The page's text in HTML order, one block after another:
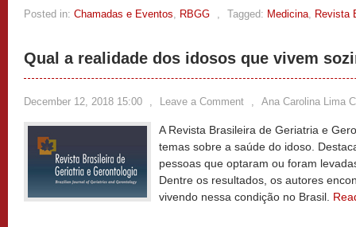
Posted in: Chamadas e Eventos, RBGG , Tagged: Medicina, Revista
Qual a realidade dos idosos que vivem
December 12, 2018 15:00 , Leave a Comment , Ana Carolina Lima
A Revista Brasileira de Geriatria e
temas sobre a saúde do idoso.
pessoas que optaram ou foram
Dentre os resultados, os autores
vivendo nessa condição no Brasil.